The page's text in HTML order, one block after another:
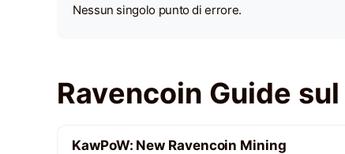
Nessun singolo punto di errore.
Ravencoin Guide
KawPoW: New Ravencoin Mining